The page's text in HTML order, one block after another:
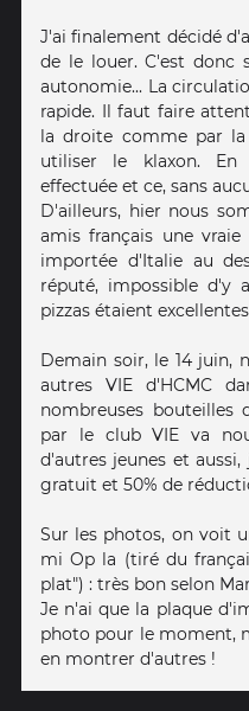
J'ai finalement décidé
de le louer. C'est donc
autonomie... La
rapide. Il faut faire
la droite comme par
utiliser le klaxon.
effectuée et ce, sans
D'ailleurs, hier nous
amis français une
importée d'Italie au
réputé, impossible d'y
pizzas étaient
Demain soir, le 14 juin,
autres VIE d'HCMC
nombreuses bouteilles
par le club VIE va
d'autres jeunes et
gratuit et 50% de
Sur les photos, on voit
mi Op la (tiré du
plat") : très bon selon
Je n'ai que la plaque
photo pour le moment,
en montrer d'autres !